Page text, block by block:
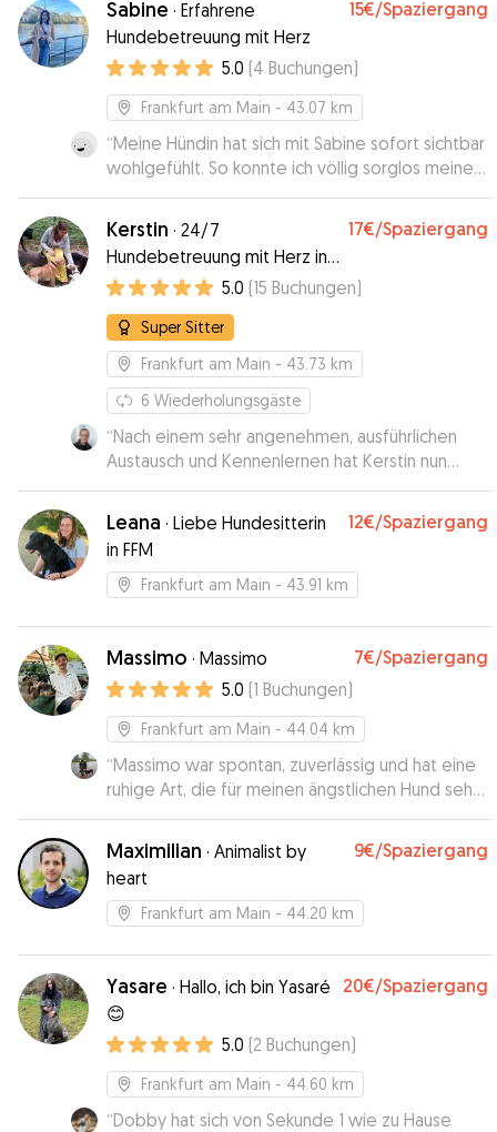
Sabine · Erfahrene
Hundebetreuung mit Herz
15€/Spaziergang
5.0 (4 Buchungen)
Frankfurt am Main - 43.07 km
“Meine Hündin hat sich mit Sabine sofort sichtbar
wohlgefühlt. So konnte ich völlig sorglos meiner
Studientagung in Frankfurt nachgehen. Die
Planung und die Übergaben für das Sitting waren
unkompliziert und verlässlich. Man spürt auch
sofort, die Zuneigung und das Gespür von
Sabine für Hunde. Meine absolut
uneingeschränkte Empfehlung!!
Kerstin · 24/7
Hundebetreuung mit Herz in
Frankfurt-Sachsenhausen
17€/Spaziergang
5.0 (15 Buchungen)
Super Sitter
Frankfurt am Main - 43.73 km
6 Wiederholungsgäste
“Nach einem sehr angenehmen, ausführlichen
Austausch und Kennenlernen hat Kerstin nun
unsere Chapa einen Nachmittag lang betreut. Es
hat alles gut geklappt, auch wenn unserer alten
Hündin die neue Situation nicht einfach gefallen
ist. Wir haben uns zu jeder Zeit gut behandelt
gefühlt und möchten auf jeden Fall auch eine
Leana · Liebe Hundesitterin
in FFM
12€/Spaziergang
Frankfurt am Main - 43.91 km
Massimo · Massimo 7€/Spaziergang
5.0 (1 Buchungen)
Frankfurt am Main - 44.04 km
“Massimo war spontan, zuverlässig und hat eine
ruhige Art, die für meinen ängstlichen Hund sehr
angenehm war.”
Maximilian · Animalist by
heart
9€/Spaziergang
Frankfurt am Main - 44.20 km
Yasare · Hallo, ich bin Yasaré
😊
20€/Spaziergang
5.0 (2 Buchungen)
Frankfurt am Main - 44.60 km
“Dobby hat sich von Sekunde 1 wie zu Hause